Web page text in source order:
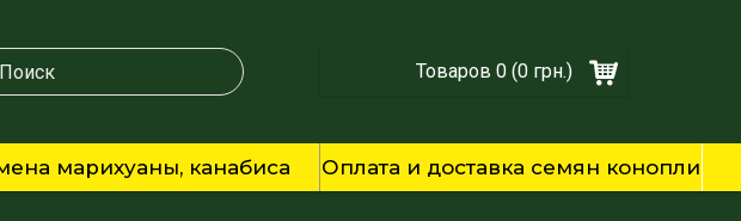
Товаров 0 (0 грн.)
марихуаны, канабиса Оплата и доставка семян конопли